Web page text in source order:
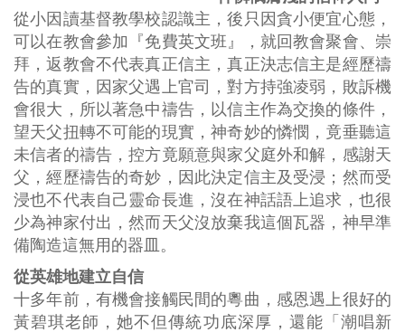
從小因讀基督教學校認識主，後只因貪小便宜心態，
可以在教會參加『免費英文班』，就回教會聚會、崇
拜，返教會不代表真正信主，真正決志信主是經歷禱
告的真實，因家父遇上官司，對方持強凌弱，敗訴機
會很大，所以著急中禱告，以信主作為交換的條件，
望天父扭轉不可能的現實，神奇妙的憐憫，竟垂聽這
未信者的禱告，控方竟願意與家父庭外和解，感謝天
父，經歷禱告的奇妙，因此決定信主及受浸；然而受
浸也不代表自己靈命長進，沒在神話語上追求，也很
少為神家付出，然而天父沒放棄我這個瓦器，神早準
備陶造這無用的器皿。
從英雄地建立自信
十多年前，有機會接觸民間的粵曲，感恩遇上很好的
黃碧琪老師，她不但傳統功底深厚，還能「潮唱新